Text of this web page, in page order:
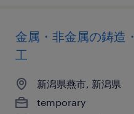
金属・非金属の鋳造
工
新潟県燕市, 新潟県
temporary